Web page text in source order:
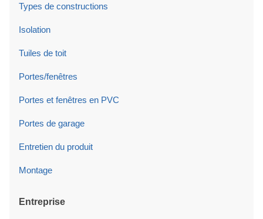
Types de constructions
Isolation
Tuiles de toit
Portes/fenêtres
Portes et fenêtres en PVC
Portes de garage
Entretien du produit
Montage
Entreprise